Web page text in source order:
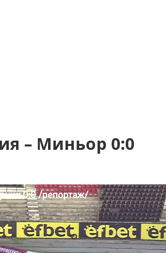
– Миньор 0:0